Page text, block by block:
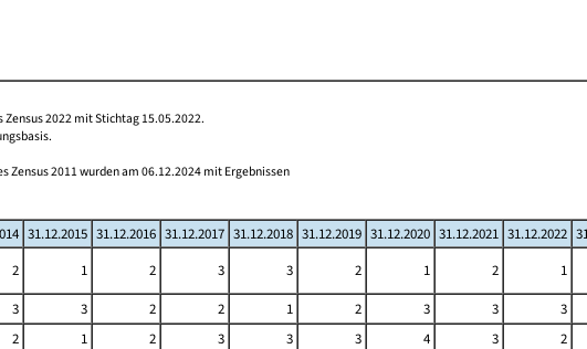
2022 mit Stichtag 15.05.2022.
Zensus 2011 wurden am 06.12.2024 mit Ergebnissen
31.12.2015 31.12.2016 31.12.2017 31.12.2018 31.12.2019 31.12.2020 31.12.2021 31.12.2022
2 1 2 3 3 2 1 2
1
3 3 2 2 1 2 3 3
3
2 1 2 3 3 3 4 3
2